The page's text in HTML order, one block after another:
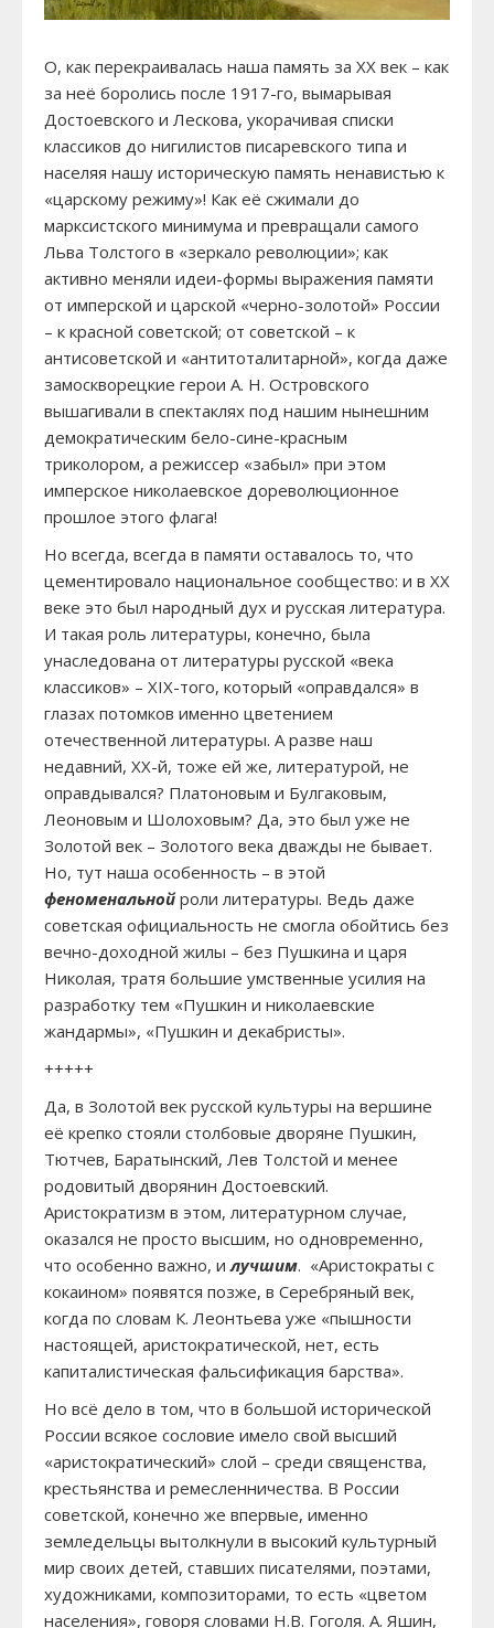
О, как перекраивалась наша память за XX век – как
за неё боролись после 1917-го, вымарывая
Достоевского и Лескова, укорачивая списки
классиков до нигилистов писаревского типа и
населяя нашу историческую память ненавистью к
«царскому режиму»! Как её сжимали до
марксистского минимума и превращали самого
Льва Толстого в «зеркало революции»; как
активно меняли идеи-формы выражения памяти
от имперской и царской «черно-золотой» России
– к красной советской; от советской – к
антисоветской и «антитоталитарной», когда даже
замоскворецкие герои А. Н. Островского
вышагивали в спектаклях под нашим нынешним
демократическим бело-сине-красным
триколором, а режиссер «забыл» при этом
имперское николаевское дореволюционное
прошлое этого флага!
Но всегда, всегда в памяти оставалось то, что
цементировало национальное сообщество: и в XX
веке это был народный дух и русская литература.
И такая роль литературы, конечно, была
унаследована от литературы русской «века
классиков» – XIX-того, который «оправдался» в
глазах потомков именно цветением
отечественной литературы. А разве наш
недавний, XX-й, тоже ей же, литературой, не
оправдывался? Платоновым и Булгаковым,
Леоновым и Шолоховым? Да, это был уже не
Золотой век – Золотого века дважды не бывает.
Но, тут наша особенность – в этой
феноменальнойроли литературы. Ведь даже
советская официальность не смогла обойтись без
вечно-доходной жилы – без Пушкина и царя
Николая, тратя большие умственные усилия на
разработку тем «Пушкин и николаевские
жандармы», «Пушкин и декабристы».
+++++
Да, в Золотой век русской культуры на вершине
её крепко стояли столбовые дворяне Пушкин,
Тютчев, Баратынский, Лев Толстой и менее
родовитый дворянин Достоевский.
Аристократизм в этом, литературном случае,
оказался не просто высшим, но одновременно,
что особенно важно, илучшим. «Аристократы с
кокаином» появятся позже, в Серебряный век,
когда по словам К. Леонтьева уже «пышности
настоящей, аристократической, нет, есть
капиталистическая фальсификация барства».
Но всё дело в том, что в большой исторической
России всякое сословие имело свой высший
«аристократический» слой – среди священства,
крестьянства и ремесленничества. В России
советской, конечно же впервые, именно
земледельцы вытолкнули в высокий культурный
мир своих детей, ставших писателями, поэтами,
художниками, композиторами, то есть «цветом
населения», говоря словами Н.В. Гоголя. А. Яшин,